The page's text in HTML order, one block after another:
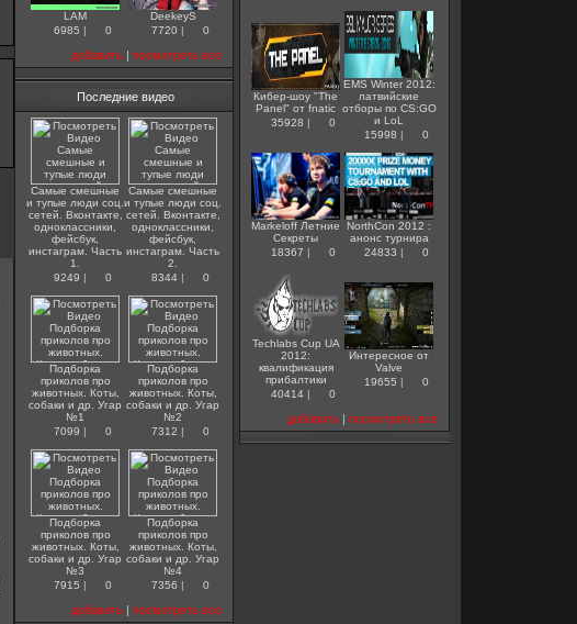
LAM
6985 | 0
DeekeyS
7720 | 0
добавить | посмотреть все
Последние видео
Самые смешные
и тупые люди соц.
сетей. Вконтакте,
одноклассники,
фейсбук,
инстаграм. Часть
1.
9249 | 0
Самые смешные
и тупые люди соц.
сетей. Вконтакте,
одноклассники,
фейсбук,
инстаграм. Часть
2.
8344| 0
Подборка
приколов про
животных. Коты,
собаки и др. Угар
№1
7099 | 0
Подборка
приколов про
животных. Коты,
собаки и др. Угар
№2
7312 | 0
Подборка
приколов про
животных. Коты,
собаки и др. Угар
№3
7915 | 0
Подборка
приколов про
животных. Коты,
собаки и др. Угар
№4
7356 | 0
добавить | посмотреть все
Кибер-шоу "The
Panel" от fnatic
35928 | 0
EMS Winter 2012:
латвийские
отборы по CS:GO
и LoL
15998 | 0
Markeloff Летние
Секреты
18367 | 0
NorthCon 2012 :
анонс турнира
24833 | 0
Techlabs Cup UA
2012:
квалификация
прибалтики
40414 | 0
Интересное от
Valve
19655 | 0
добавить | посмотреть все